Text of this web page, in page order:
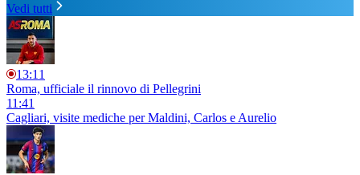
Vedi tutti
13:11
Roma, ufficiale il rinnovo di Pellegrini
11:41
Cagliari, visite mediche per Maldini, Carlos e Aurelio